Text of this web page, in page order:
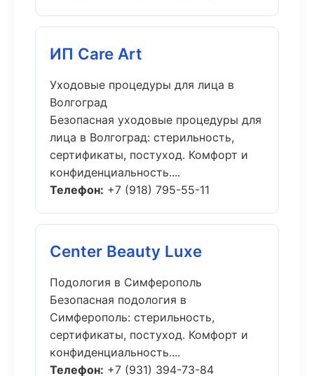
ИП Care Art
Уходовые процедуры для лица в
Волгоград
Безопасная уходовые процедуры для
лица в Волгоград: стерильность,
сертификаты, постуход. Комфорт и
конфиденциальность....
Телефон: +7 (918) 795-55-11
Center Beauty Luxe
Подология в Симферополь
Безопасная подология в
Симферополь: стерильность,
сертификаты, постуход. Комфорт и
конфиденциальность....
Телефон: +7 (931) 394-73-84